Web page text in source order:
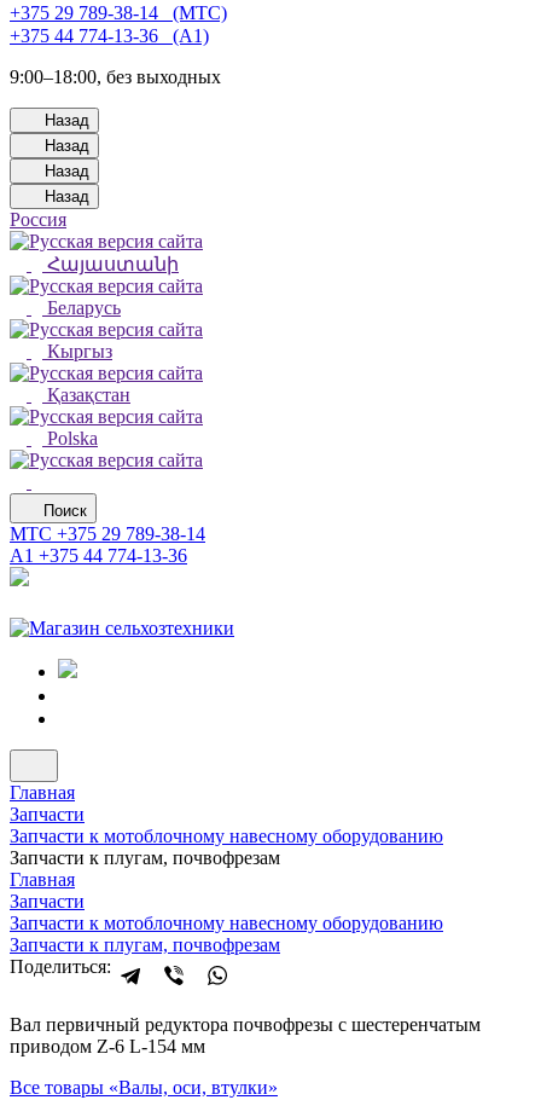
+375 29 789-38-14⠀(МТС)
+375 44 774-13-36⠀(А1)
9:00–18:00, без выходных
Назад
Назад
Назад
Назад
Россия
Հայաստանի
Беларусь
Кыргыз
Қазақстан
Polska
Поиск
МТС +375 29 789-38-14
А1 +375 44 774-13-36
Главная
Запчасти
Запчасти к мотоблочному навесному оборудованию
Запчасти к плугам, почвофрезам
Главная
Запчасти
Запчасти к мотоблочному навесному оборудованию
Запчасти к плугам, почвофрезам
Поделиться:
Вал первичный редуктора почвофрезы с шестеренчатым
приводом Z-6 L-154 мм
Все товары «Валы, оси, втулки»